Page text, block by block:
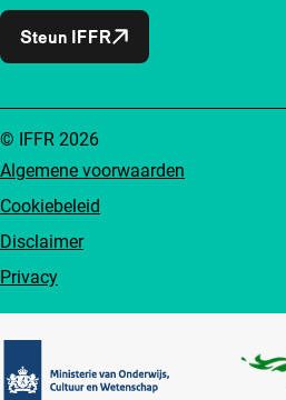
Steun IFFR
Algemene voorwaarden
Cookiebeleid
Disclaimer
Privacy
© IFFR 2026